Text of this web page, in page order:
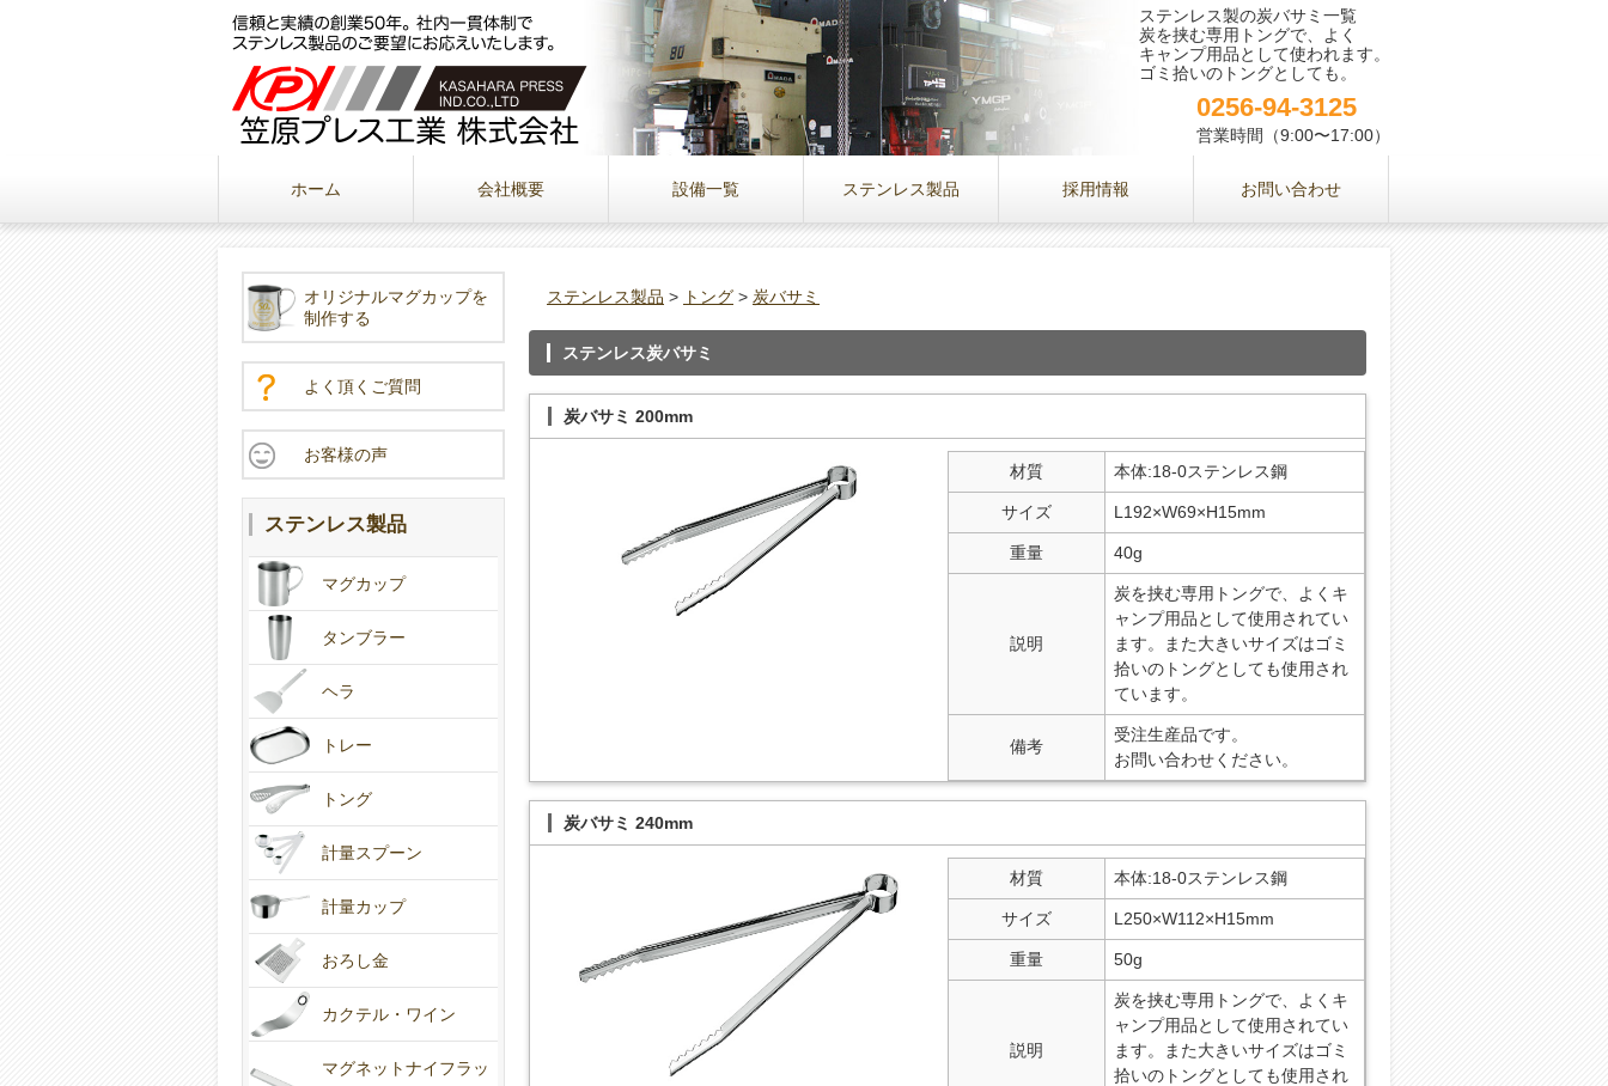
ステンレス製の炭バサミ一覧
炭を挟む専用トングで、よく
キャンプ用品として使われます。
ゴミ拾いのトングとしても。
0256-94-3125
営業時間（9:00〜17:00）
ホーム 会社概要 設備一覧 ステンレス製品 採用情報 お問い合わせ
ステンレス製品 > トング > 炭バサミ
ステンレス炭バサミ
炭バサミ 200mm
材質 本体:18-0ステンレス鋼
サイズ L192×W69×H15mm
重量 40g
説明
炭を挟む専用トングで、よくキ
ャンプ用品として使用されてい
ます。また大きいサイズはゴミ
拾いのトングとしても使用され
ています。
備考
受注生産品です。
お問い合わせください。
炭バサミ 240mm
材質 本体:18-0ステンレス鋼
サイズ L250×W112×H15mm
重量 50g
説明
炭を挟む専用トングで、よくキ
ャンプ用品として使用されてい
ます。また大きいサイズはゴミ
拾いのトングとしても使用され
オリジナルマグカップを
制作する
よく頂くご質問
お客様の声
ステンレス製品
マグカップ
タンブラー
ヘラ
トレー
トング
計量スプーン
計量カップ
おろし金
カクテル・ワイン
マグネットナイフラッ